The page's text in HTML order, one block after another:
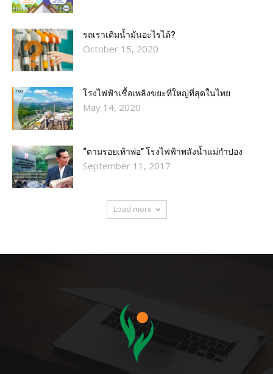
รถเราเติมน้ำมันอะไรได้?​
October 15, 2020
โรงไฟฟ้าเชื้อเพลิงขยะที่ใหญ่ที่สุดในไทย
May 14, 2020
“ตามรอยเท้าพ่อ” โรงไฟฟ้าพลังน้ำแม่กำปอง
September 11, 2017
Load more